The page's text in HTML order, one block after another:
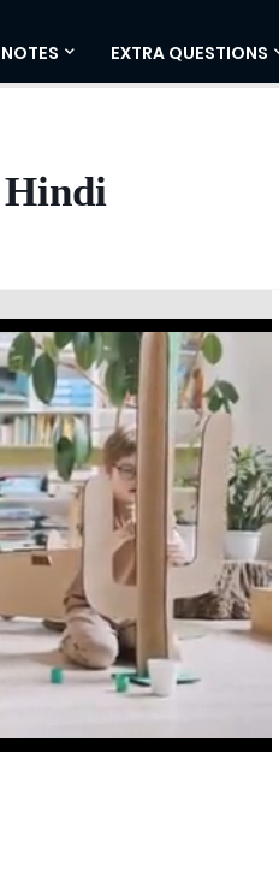
EXTRA QUESTIONS
Hindi